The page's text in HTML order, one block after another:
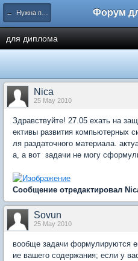
← Нужна помощь
для диплома
Nica
25 May 2010
Здравствуйте! 27.05 ехать на
ективы развития компьютерных
ля раздаточного материала.
а, а вот задачи не могу
Сообщение отредактировал
Sovun
25 May 2010
вообще задачи формулируются
ие вашего содержания; если у